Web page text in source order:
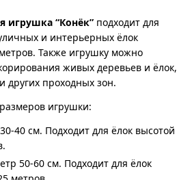
игрушка “Конёк” подходит для
и интерьерных ёлок
Также игрушку можно
живых деревьев и ёлок,
других проходных зон.
игрушки:
40 см. Подходит для ёлок высотой
50-60 см. Подходит для ёлок